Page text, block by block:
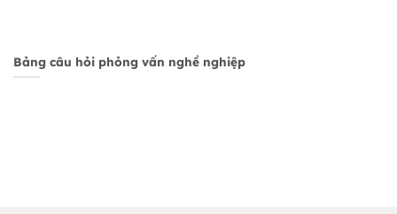
Bảng câu hỏi phỏng vấn nghề nghiệp